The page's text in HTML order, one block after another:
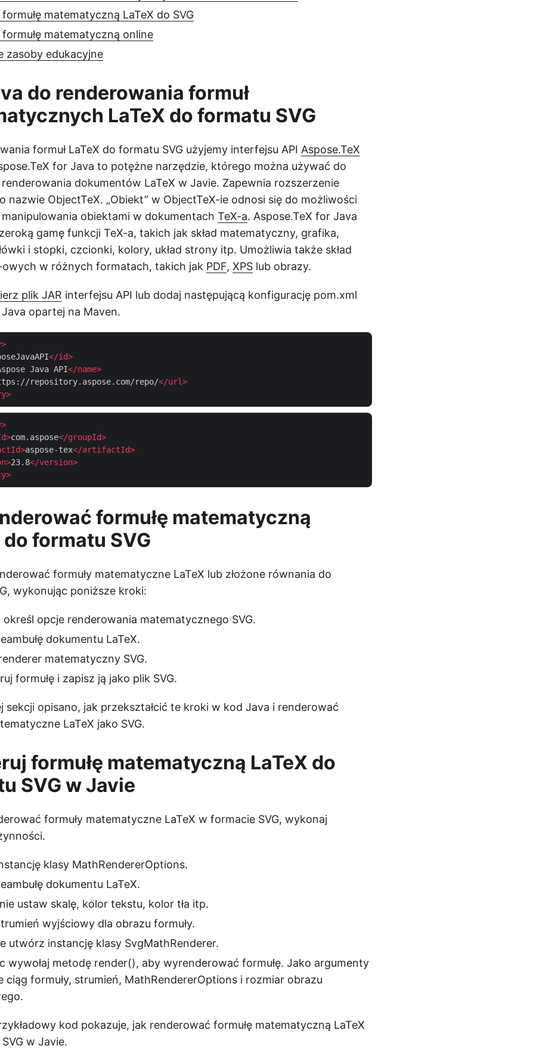
matematyczną LaTeX do SVG
formułę matematyczną online
zasoby edukacyjne
do renderowania formuł
LaTeX do formatu SVG
formuł LaTeX do formatu SVG użyjemy interfejsu API Aspose.TeX
for Java to potężne narzędzie, którego można używać do
dokumentów LaTeX w Javie. Zapewnia rozszerzenie
nazwie ObjectTeX. „Obiekt” w ObjectTeX-ie odnosi się do możliwości
obiektami w dokumentach TeX-a. Aspose.TeX for Java
gamę funkcji TeX-a, takich jak skład matematyczny, grafika,
i stopki, czcionki, kolory, układ strony itp. Umożliwia także skład
owych w różnych formatach, takich jak PDF, XPS lub obrazy.
plik JAR interfejsu API lub dodaj następującą konfigurację pom.xml
opartej na Maven.
>
</id>
Java API</name>
repository.aspose.com/repo/</url>
>
>
>com.aspose</groupId>
>aspose-tex</artifactId>
>23.8</version>
>
formułę matematyczną
do formatu SVG
formuły matematyczne LaTeX lub złożone równania do
wykonując poniższe kroki:
określ opcje renderowania matematycznego SVG.
dokumentu LaTeX.
matematyczny SVG.
formułę i zapisz ją jako plik SVG.
sekcji opisano, jak przekształcić te kroki w kod Java i renderować
LaTeX jako SVG.
formułę matematyczną LaTeX do
SVG w Javie
formuły matematyczne LaTeX w formacie SVG, wykonaj
klasy MathRendererOptions.
dokumentu LaTeX.
ustaw skalę, kolor tekstu, kolor tła itp.
wyjściowy dla obrazu formuły.
utwórz instancję klasy SvgMathRenderer.
wywołaj metodę render(), aby wyrenderować formułę. Jako argumenty
ciąg formuły, strumień, MathRendererOptions i rozmiar obrazu
kod pokazuje, jak renderować formułę matematyczną LaTeX
w Javie.